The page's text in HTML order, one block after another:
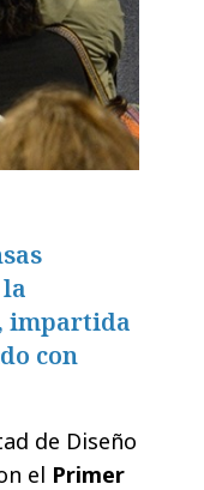
impartida
con
de Diseño
el Primer